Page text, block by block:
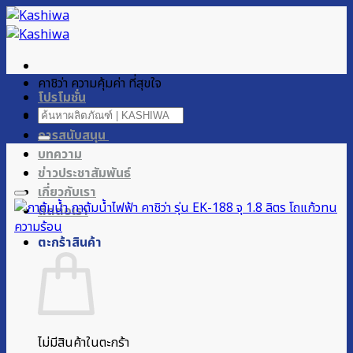
ข้าม
ไป
เนื้อหา
โปรโมชั่น
ผลิตภัณฑ์ของเรา
การสนับสนุน
บทความ
ข่าวประชาสัมพันธ์
เกี่ยวกับเรา
ติดต่อเรา
ตะกร้าสินค้า
ไม่มีสินค้าในตะกร้า
คาชิว่า ความคุ้มค่า ที่สุขใจ
ค้นหา: